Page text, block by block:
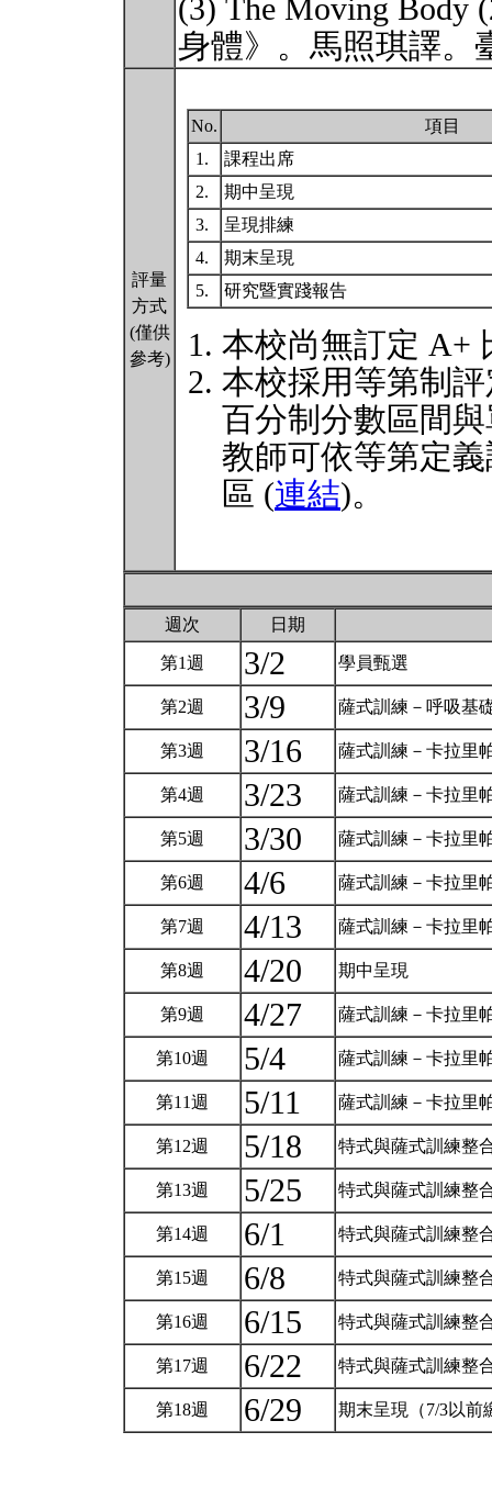
(3) The Moving Body
身體》。馬照琪譯
評量
方式
(僅供
參考)
No.
項目
1.
課程出席
2.
期中呈現
3.
呈現排練
4.
期末呈現
5.
研究暨實踐報告
本校尚無訂定 A+
本校採用等第制
百分制分數區間
教師可依等第定
區 (連結)。
週次 日期
第1週 3/2 學員甄選
第2週 3/9 薩式訓練－呼吸基
第3週 3/16 薩式訓練－卡拉里
第4週 3/23 薩式訓練－卡拉里
第5週 3/30 薩式訓練－卡拉里
第6週 4/6 薩式訓練－卡拉里
第7週 4/13 薩式訓練－卡拉里
第8週 4/20 期中呈現
第9週 4/27 薩式訓練－卡拉里
第10週 5/4 薩式訓練－卡拉里
第11週 5/11 薩式訓練－卡拉里
第12週 5/18 特式與薩式訓練整
第13週 5/25 特式與薩式訓練整
第14週 6/1 特式與薩式訓練整
第15週 6/8 特式與薩式訓練整
第16週 6/15 特式與薩式訓練整
第17週 6/22 特式與薩式訓練整
第18週 6/29 期末呈現（7/3以